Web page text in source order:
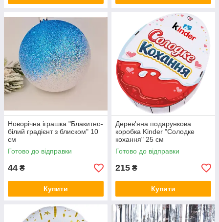
Новорічна іграшка "Блакитно-
білий градієнт з блиском" 10
см
Готово до відправки
44 ₴
Купити
Дерев'яна подарункова
коробка Kinder "Солодке
кохання" 25 см
Готово до відправки
215 ₴
Купити